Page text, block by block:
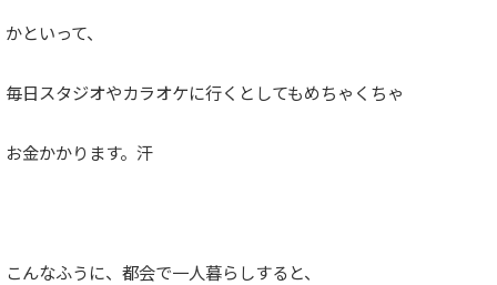
かといって、
毎日スタジオやカラオケに行くとしてもめちゃくちゃ
お金かかります。汗
こんなふうに、都会で一人暮らしすると、